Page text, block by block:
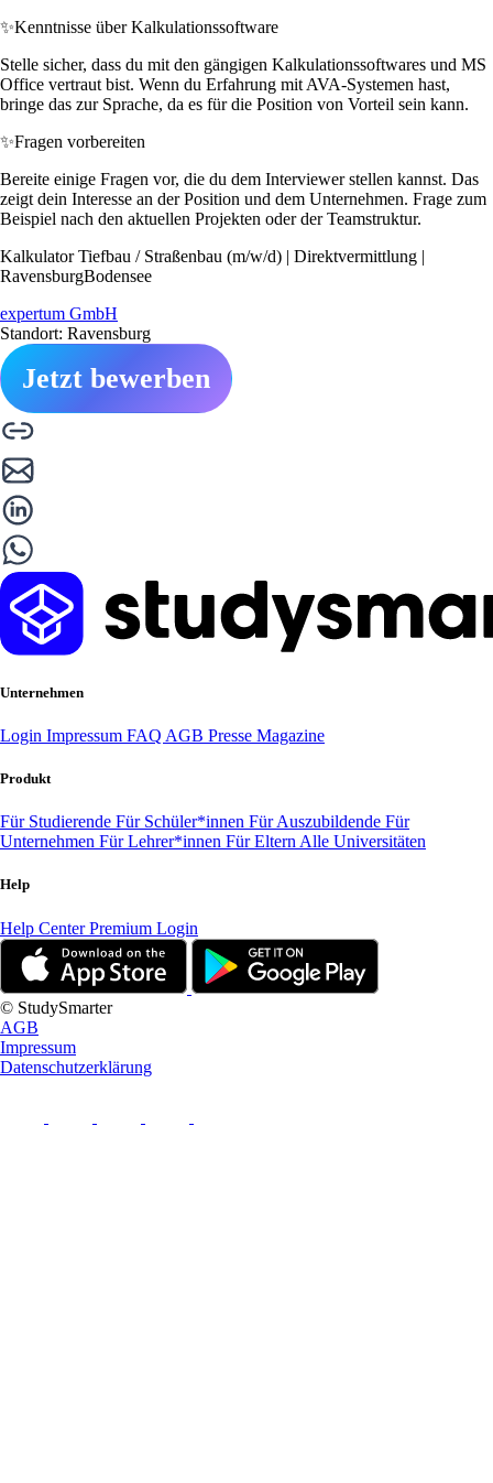
✨Kenntnisse über Kalkulationssoftware
Stelle sicher, dass du mit den gängigen Kalkulationssoftwares und MS
Office vertraut bist. Wenn du Erfahrung mit AVA-Systemen hast,
bringe das zur Sprache, da es für die Position von Vorteil sein kann.
✨Fragen vorbereiten
Bereite einige Fragen vor, die du dem Interviewer stellen kannst. Das
zeigt dein Interesse an der Position und dem Unternehmen. Frage zum
Beispiel nach den aktuellen Projekten oder der Teamstruktur.
Kalkulator Tiefbau / Straßenbau (m/w/d) | Direktvermittlung |
RavensburgBodensee
expertum GmbH
Standort: Ravensburg
Jetzt bewerben
Unternehmen
Login Impressum FAQ AGB Presse Magazine
Produkt
Für Studierende Für Schüler*innen Für Auszubildende Für
Unternehmen Für Lehrer*innen Für Eltern Alle Universitäten
Help
Help CenterPremium Login
© StudySmarter
AGB
Impressum
Datenschutzerklärung